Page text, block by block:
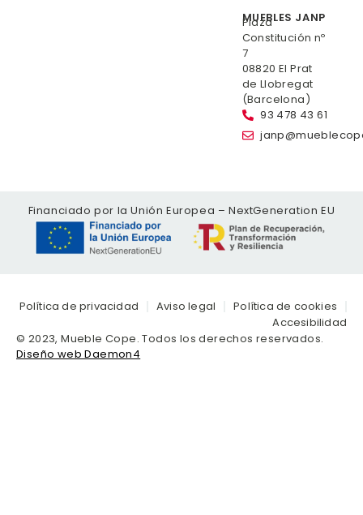
MUEBLES JANP
Plaza
Constitución nº
7
08820 El Prat
de Llobregat
(Barcelona)
93 478 43 61
Financiado por la Unión Europea – NextGeneration EU
© 2023, Mueble Cope. Todos los derechos reservados.
Diseño web Daemon4
Política de privacidad Aviso legal
Política de cookies
Accesibilidad